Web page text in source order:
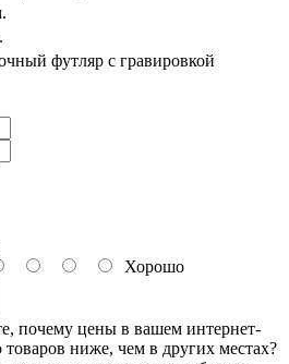
футляр с гравировкой
Хорошо
почему цены в вашем интернет-
ниже, чем в других местах?